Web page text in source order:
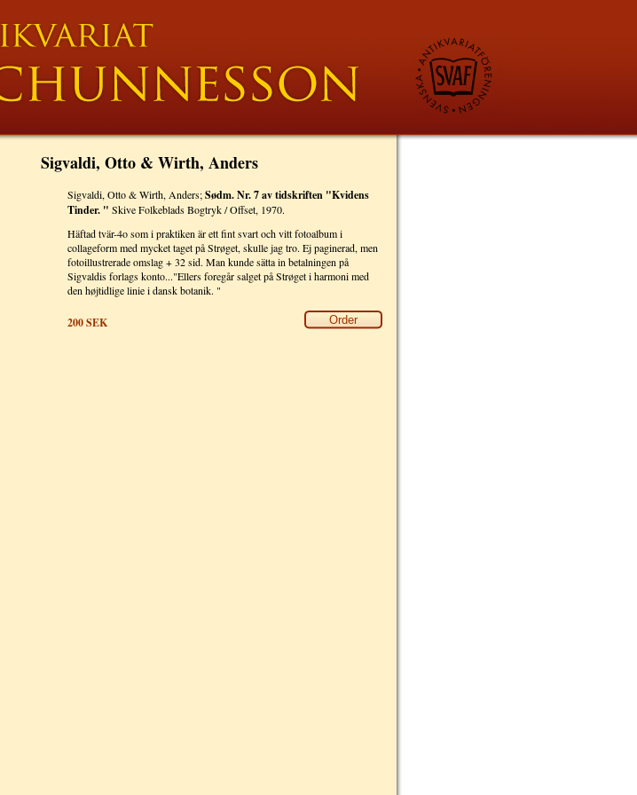
Sigvaldi, Otto & Wirth, Anders
Sigvaldi, Otto & Wirth, Anders;Sødm. Nr. 7 av tidskriften "Kvidens
Tinder. " Skive Folkeblads Bogtryk / Offset, 1970.
Häftad tvär-4o som i praktiken är ett fint svart och vitt fotoalbum i
collageform med mycket taget på Strøget, skulle jag tro. Ej paginerad, men
fotoillustrerade omslag + 32 sid. Man kunde sätta in betalningen på
Sigvaldis forlags konto..."Ellers foregår salget på Strøget i harmoni med
den højtidlige linie i dansk botanik. "
Order
200SEK